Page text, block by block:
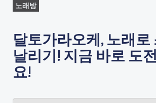
노래방
달토가라오케, 노래로
날리기! 지금 바로 도
요!